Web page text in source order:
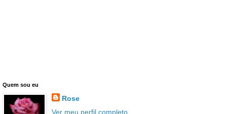
Quem sou eu
Rose
Ver meu perfil completo